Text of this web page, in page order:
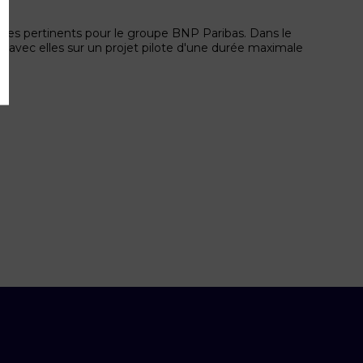
pertinents pour le groupe BNP Paribas. Dans le
elles sur un projet pilote d'une durée maximale